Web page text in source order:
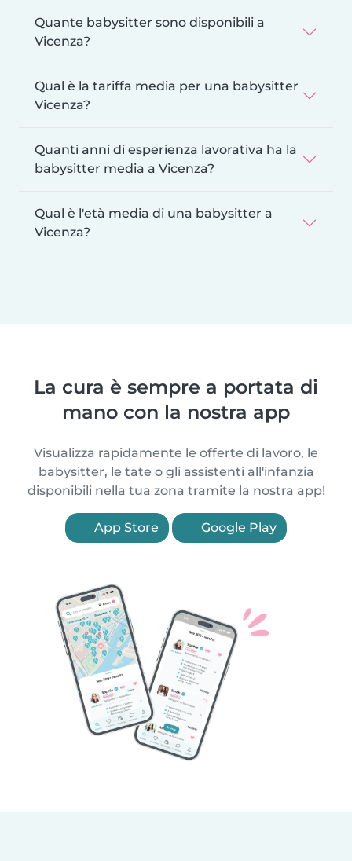
Quante babysitter sono disponibili a
Vicenza?
Qual è la tariffa media per una babysitter
Vicenza?
Quanti anni di esperienza lavorativa ha la
babysitter media a Vicenza?
Qual è l'età media di una babysitter a
Vicenza?
La cura è sempre a portata di
mano con la nostra app
Visualizza rapidamente le offerte di lavoro, le
babysitter, le tate o gli assistenti all'infanzia
disponibili nella tua zona tramite la nostra app!
App Store Google Play